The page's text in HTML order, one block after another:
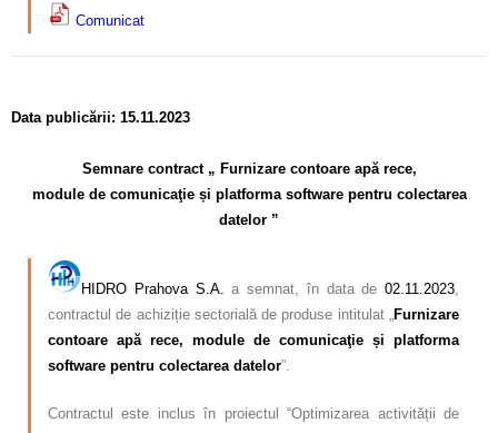
Comunicat
Data publicării: 15.11.2023
Semnare contract „ Furnizare contoare apărece,
module de comunicaţie și platforma software pentru colectarea
datelor ”
HIDRO Prahova S.A. a semnat, în data de 02.11.2023
contractul de achiziție sectorială de produse intitulat „ Furnizare
contoare apă rece, module de comunicaţie și platforma
software pentru colectarea datelor”.
Contractul este inclus în proiectul “Optimizarea activității de